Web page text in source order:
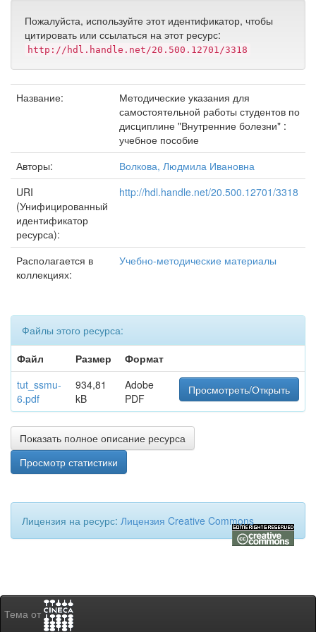
Пожалуйста, используйте этот идентификатор, чтобы
цитировать или ссылаться на этот ресурс:
http://hdl.handle.net/20.500.12701/3318
Название:
Методические указания для
самостоятельной работы студентов по
дисциплине "Внутренние болезни" :
учебное пособие
Авторы:
Волкова, Людмила Ивановна
URI
(Унифицированный
идентификатор
ресурса):
http://hdl.handle.net/20.500.12701/3318
Располагается в
коллекциях:
Учебно-методические материалы
Файлы этого ресурса:
Файл
Размер
Формат
tut_ssmu-
6.pdf
934,81
kB
Adobe
PDF
Просмотреть/Открыть
Показать полное описание ресурса
Просмотр статистики
Лицензия на ресурс: Лицензия Creative Commons
Тема от